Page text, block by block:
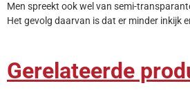
Men spreekt ook wel van semi-
Het gevolg daarvan is dat er minder inkijk
Gerelateerde